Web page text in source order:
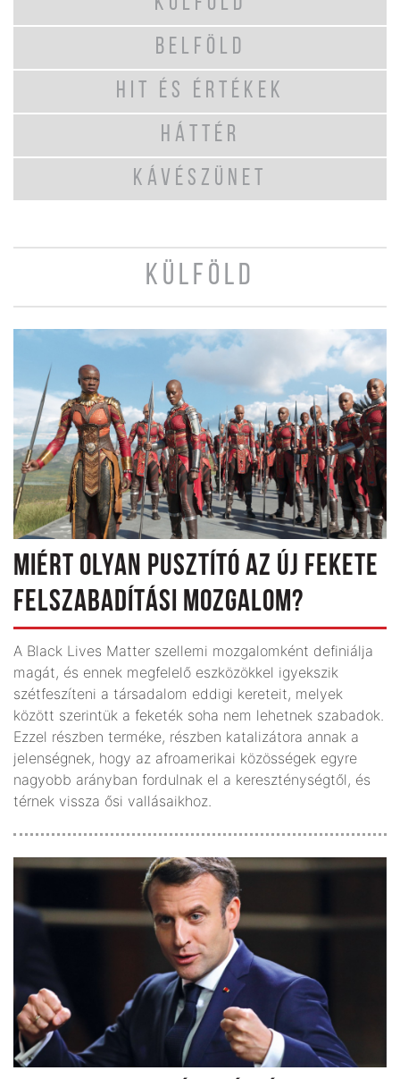
BELFÖLD
HIT ÉS ÉRTÉKEK
HÁTTÉR
KÁVÉSZÜNET
KÜLFÖLD
MIÉRT OLYAN PUSZTÍTÓ AZ ÚJ FEKETE
FELSZABADÍTÁSI MOZGALOM?
A Black Lives Matter szellemi mozgalomként definiálja
magát, és ennek megfelelő eszközökkel igyekszik
szétfeszíteni a társadalom eddigi kereteit, melyek
között szerintük a feketék soha nem lehetnek szabadok.
Ezzel részben terméke, részben katalizátora annak a
jelenségnek, hogy az afroamerikai közösségek egyre
nagyobb arányban fordulnak el a kereszténységtől, és
térnek vissza ősi vallásaikhoz.